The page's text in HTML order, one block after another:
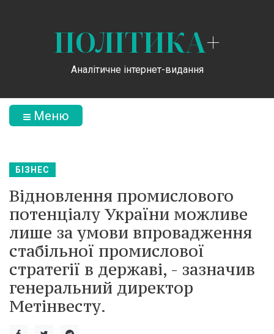
ПОЛІТИКА+
Аналітичне інтернет-видання
Меню
БІЗНЕС
Відновлення промислового
потенціалу України можливе
лише за умови впровадження
стабільної промислової
стратегії в державі, - зазначив
генеральний директор
Метінвесту.